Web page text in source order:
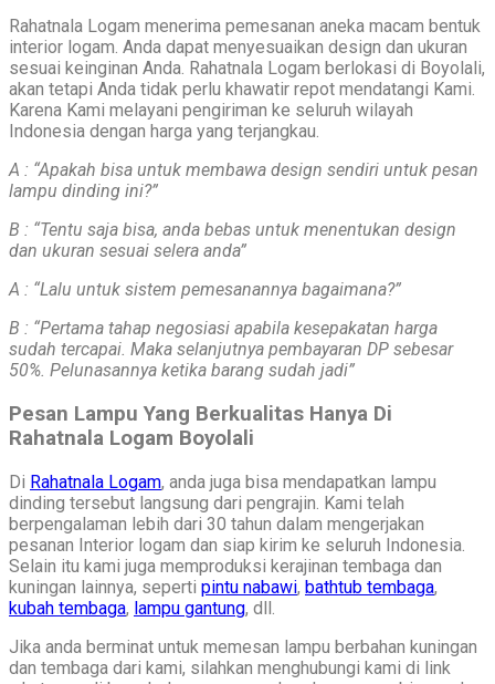
Rahatnala Logam menerima pemesanan aneka macam bentuk
interior logam. Anda dapat menyesuaikan design dan ukuran
sesuai keinginan Anda. Rahatnala Logam berlokasi di Boyolali,
akan tetapi Anda tidak perlu khawatir repot mendatangi Kami.
Karena Kami melayani pengiriman ke seluruh wilayah
Indonesia dengan harga yang terjangkau.
A : “Apakah bisa untuk membawa design sendiri untuk pesan
lampu dinding ini?”
B : “Tentu saja bisa, anda bebas untuk menentukan design
dan ukuran sesuai selera anda”
A : “Lalu untuk sistem pemesanannya bagaimana?”
B : “Pertama tahap negosiasi apabila kesepakatan harga
sudah tercapai. Maka selanjutnya pembayaran DP sebesar
50%. Pelunasannya ketika barang sudah jadi”
Pesan Lampu Yang Berkualitas Hanya Di
Rahatnala Logam Boyolali
Di Rahatnala Logam, anda juga bisa mendapatkan lampu
dinding tersebut langsung dari pengrajin. Kami telah
berpengalaman lebih dari 30 tahun dalam mengerjakan
pesanan Interior logam dan siap kirim ke seluruh Indonesia.
Selain itu kami juga memproduksi kerajinan tembaga dan
kuningan lainnya, seperti pintu nabawi, bathtub tembaga,
kubah tembaga, lampu gantung, dll.
Jika anda berminat untuk memesan lampu berbahan kuningan
dan tembaga dari kami, silahkan menghubungi kami di link